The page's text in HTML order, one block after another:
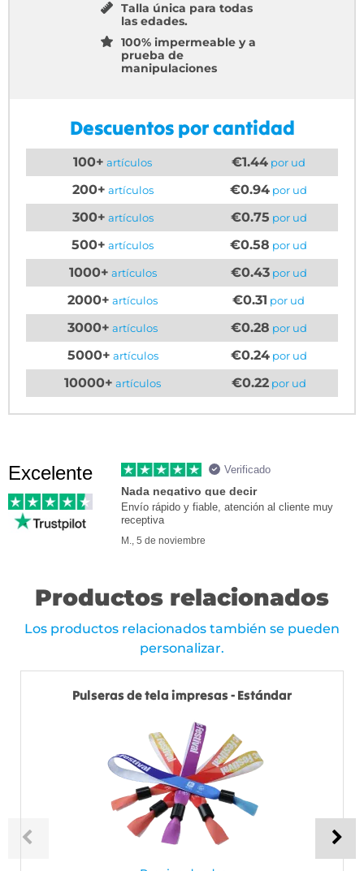
Talla única para todas
las edades.
100% impermeable y a
prueba de
manipulaciones
Descuentos por cantidad
100+ artículos €1.44 por ud
200+ artículos €0.94 por ud
300+ artículos €0.75 por ud
500+ artículos €0.58 por ud
1000+ artículos €0.43por ud
2000+ artículos €0.31 por ud
3000+ artículos €0.28 por ud
5000+ artículos €0.24por ud
10000+ artículos €0.22por ud
Excelente Verificado
Nada negativo que decir
Envío rápido y fiable, atención al cliente muy
receptiva
M., 5 de noviembre
Productos relacionados
Los productos relacionados también se pueden
personalizar.
Pulseras de tela impresas - Estándar